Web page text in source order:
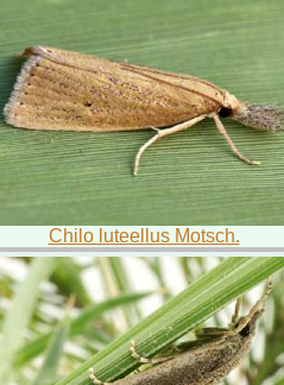
Chilo luteellus Motsch.